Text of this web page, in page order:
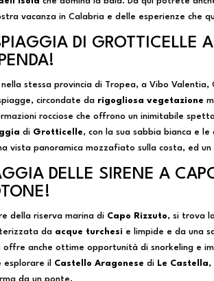
vacanza in Calabria e delle esperienze che
DI GROTTICELLE
stessa provincia di Tropea, a Vibo
circondate da rigogliosa vegetazione
rocciose che offrono un inimitabile
di Grotticelle, con la sua sabbia bianca e
vista panoramica mozzafiato sulla costa, ed
DELLE SIRENE A
della riserva marina di Capo Rizzuto, si trova
da acque turchesi e limpide e da una
offre anche ottime opportunità di snorkeling e
il
Castello Aragonese di Le Castella,